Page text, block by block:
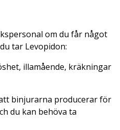
om du får något
tar Levopidon:
illamående, kräkningar
binjurarna producerar för
du kan behöva ta